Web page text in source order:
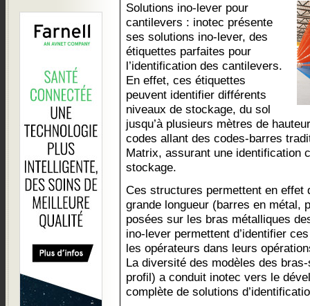
Solutions ino-lever pour
cantilevers : inotec présente
ses solutions ino-lever, des
étiquettes parfaites pour
l’identification des cantilevers.
En effet, ces étiquettes
peuvent identifier différents
niveaux de stockage, du sol
jusqu’à plusieurs mètres de
codes allant des codes-barres
Matrix, assurant une identification
stockage.
Ces structures permettent en effet
grande longueur (barres en
posées sur les bras métalliques
ino-lever permettent d’identifier
les opérateurs dans leurs
La diversité des modèles des
profil) a conduit inotec vers le
complète de solutions